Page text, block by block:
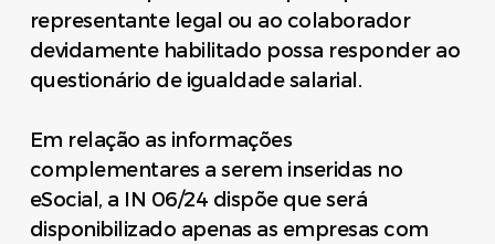
representante legal ou ao colaborador
devidamente habilitado possa responder ao
questionário de igualdade salarial.
Em relação as informações
complementares a serem inseridas no
eSocial, a IN 06/24 dispõe que será
disponibilizado apenas as empresas com